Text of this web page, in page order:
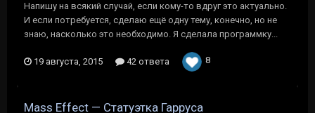
Напишу на всякий случай, если кому-то вдруг это актуально.
И если потребуется, сделаю ещё одну тему, конечно, но не
знаю, насколько это необходимо. Я сделала программку...
19 августа, 2015 42 ответа 8
Mass Effect — Статуэтка Гарруса